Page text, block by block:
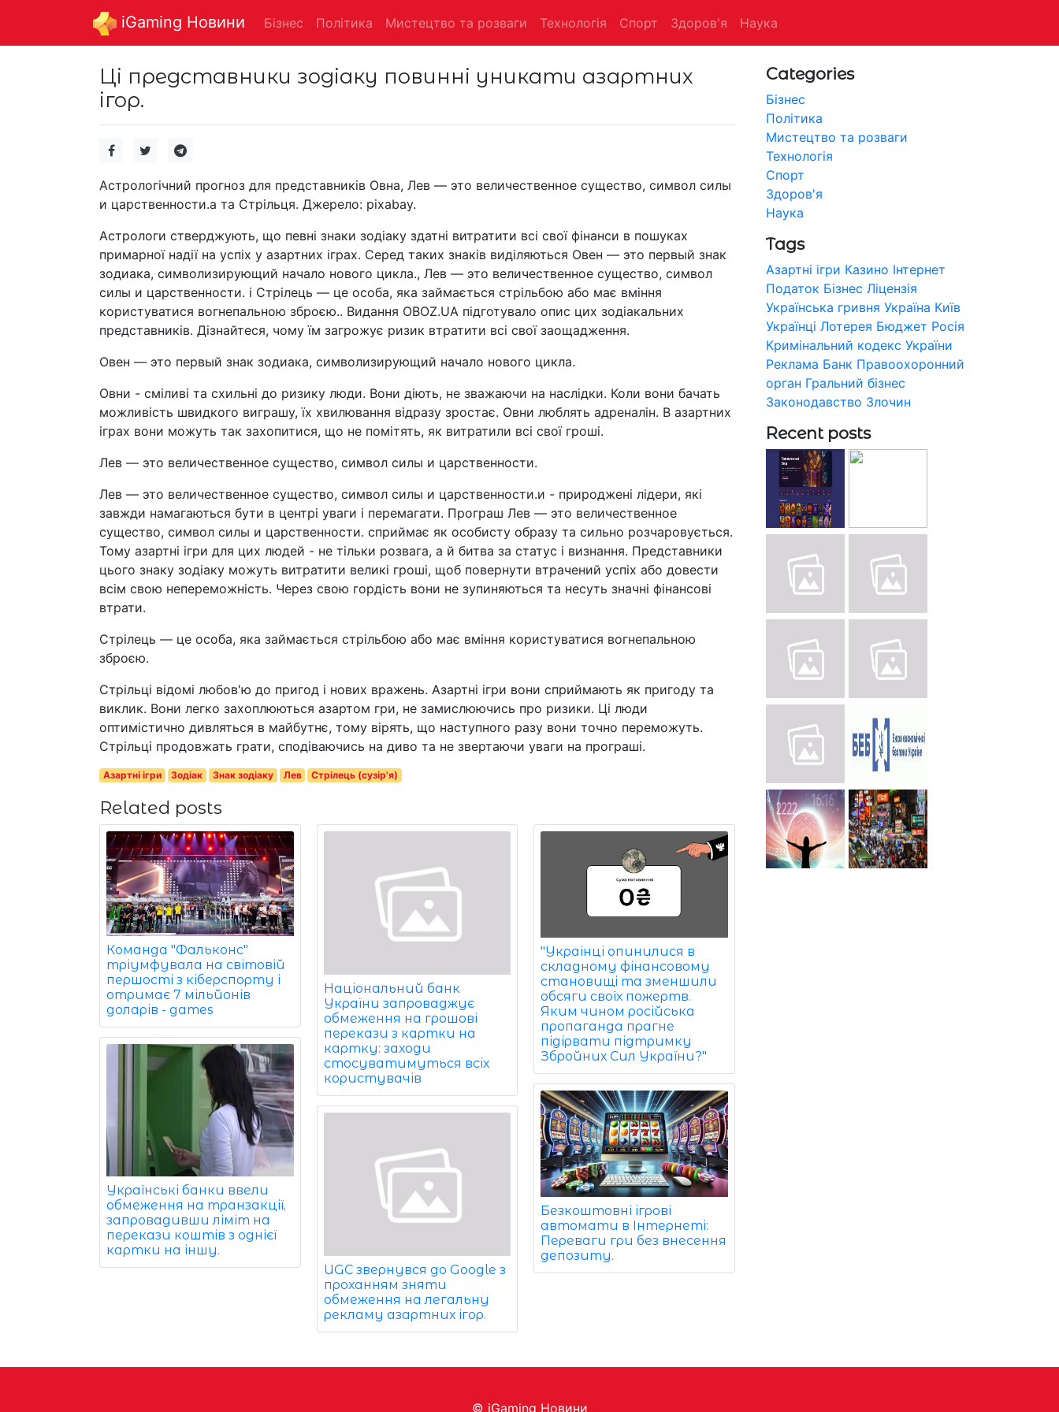
iGaming Новини Бізнес Політика Мистецтво та розваги Технологія Спорт Здоров'я Наука
Ці представники зодіаку повинні уникати азартних
ігор.
Астрологічний прогноз для представників Овна, Лев — это величественное существо, символ силы
и царственности.а та Стрільця. Джерело: pixabay.
Астрологи стверджують, що певні знаки зодіаку здатні витратити всі свої фінанси в пошуках
примарної надії на успіх у азартних іграх. Серед таких знаків виділяються Овен — это первый знак
зодиака, символизирующий начало нового цикла., Лев — это величественное существо, символ
силы и царственности. і Стрілець — це особа, яка займається стрільбою або має вміння
користуватися вогнепальною зброєю.. Видання OBOZ.UA підготувало опис цих зодіакальних
представників. Дізнайтеся, чому їм загрожує ризик втратити всі свої заощадження.
Овен — это первый знак зодиака, символизирующий начало нового цикла.
Овни - сміливі та схильні до ризику люди. Вони діють, не зважаючи на наслідки. Коли вони бачать
можливість швидкого виграшу, їх хвилювання відразу зростає. Овни люблять адреналін. В азартних
іграх вони можуть так захопитися, що не помітять, як витратили всі свої гроші.
Лев — это величественное существо, символ силы и царственности.
Лев — это величественное существо, символ силы и царственности.и - природжені лідери, які
завжди намагаються бути в центрі уваги і перемагати. Програш Лев — это величественное
существо, символ силы и царственности. сприймає як особисту образу та сильно розчаровується.
Тому азартні ігри для цих людей - не тільки розвага, а й битва за статус і визнання. Представники
цього знаку зодіаку можуть витратити великі гроші, щоб повернути втрачений успіх або довести
всім свою непереможність. Через свою гордість вони не зупиняються та несуть значні фінансові
втрати.
Стрілець — це особа, яка займається стрільбою або має вміння користуватися вогнепальною
зброєю.
Стрільці відомі любов'ю до пригод і нових вражень. Азартні ігри вони сприймають як пригоду та
виклик. Вони легко захоплюються азартом гри, не замислюючись про ризики. Ці люди
оптимістично дивляться в майбутнє, тому вірять, що наступного разу вони точно переможуть.
Стрільці продовжать грати, сподіваючись на диво та не звертаючи уваги на програші.
Азартні ігри Зодіак Знак зодіаку Лев Стрілець (сузір'я)
Related posts
Команда "Фальконс"
тріумфувала на світовій
першості з кіберспорту і
отримає 7 мільйонів
доларів - games
Українські банки ввели
обмеження на транзакції,
запровадивши ліміт на
перекази коштів з однієї
картки на іншу.
Національний банк
України запроваджує
обмеження на грошові
перекази з картки на
картку: заходи
стосуватимуться всіх
користувачів
UGC звернувся до Google з
проханням зняти
обмеження на легальну
рекламу азартних ігор.
"Українці опинилися в
складному фінансовому
становищі та зменшили
обсяги своїх пожертв.
Яким чином російська
пропаганда прагне
підірвати підтримку
Збройних Сил України?"
Безкоштовні ігрові
автомати в Інтернеті:
Переваги гри без внесення
депозиту.
Categories
Бізнес
Політика
Мистецтво та розваги
Технологія
Спорт
Здоров'я
Наука
Tags
Азартні ігри Казино Інтернет
Податок Бізнес Ліцензія
Українська гривня Україна Київ
Українці Лотерея Бюджет Росія
Кримінальний кодекс України
Реклама Банк Правоохоронний
орган Гральний бізнес
Законодавство Злочин
Recent posts
© iGaming Новини